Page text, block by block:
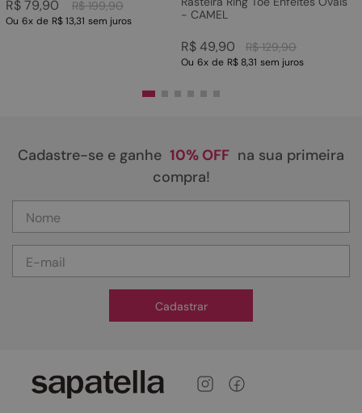
R$ 199,90
R$79,90
Ou 6x de R$ 13,31 sem juros
- CAMEL
R$ 129,90
R$49,90
Ou 6x de R$ 8,31 sem juros
Cadastre-se e ganhe 10% OFF na sua primeira
compra!
Cadastrar